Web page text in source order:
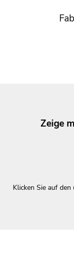
Zeige
Klicken Sie auf